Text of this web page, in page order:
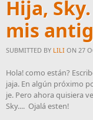
Hija,
mis
SUBMITTED BY LILI ON 27
Hola! como están?
jaja. En algún próximo
je. Pero ahora quisiera
Sky.... Ojalá esten!